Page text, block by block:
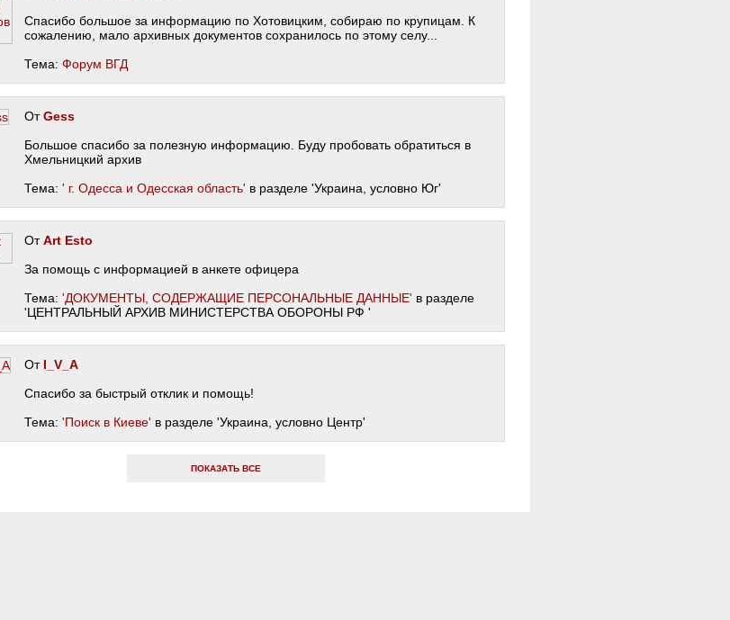
Спасибо большое за информацию по Хотовицким, собираю по крупицам. К
сожалению, мало архивных документов сохранилось по этому селу...
Тема: Форум ВГД
ОтGess
Большое спасибо за полезную информацию. Буду пробовать обратиться в
Хмельницкий архив
Тема: ' г. Одесса и Одесская область' в разделе 'Украина, условно Юг'
ОтArt Esto
За помощь с информацией в анкете офицера
Тема: 'ДОКУМЕНТЫ, СОДЕРЖАЩИЕ ПЕРСОНАЛЬНЫЕ ДАННЫЕ' в разделе
'ЦЕНТРАЛЬНЫЙ АРХИВ МИНИСТЕРСТВА ОБОРОНЫ РФ '
От I_V_A
Спасибо за быстрый отклик и помощь!
Тема: 'Поиск в Киеве' в разделе 'Украина, условно Центр'
ПОКАЗАТЬ ВСЕ